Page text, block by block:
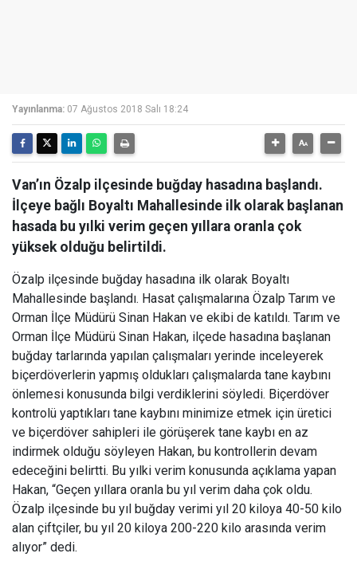
Yayınlanma: 07 Ağustos 2018 Salı 18:24
Van’ın Özalp ilçesinde buğday hasadına başlandı.
İlçeye bağlı Boyaltı Mahallesinde ilk olarak başlanan
hasada bu yılki verim geçen yıllara oranla çok
yüksek olduğu belirtildi.
Özalp ilçesinde buğday hasadına ilk olarak Boyaltı
Mahallesinde başlandı. Hasat çalışmalarına Özalp Tarım ve
Orman İlçe Müdürü Sinan Hakan ve ekibi de katıldı. Tarım ve
Orman İlçe Müdürü Sinan Hakan, ilçede hasadına başlanan
buğday tarlarında yapılan çalışmaları yerinde inceleyerek
biçerdöverlerin yapmış oldukları çalışmalarda tane kaybını
önlemesi konusunda bilgi verdiklerini söyledi. Biçerdöver
kontrolü yaptıkları tane kaybını minimize etmek için üretici
ve biçerdöver sahipleri ile görüşerek tane kaybı en az
indirmek olduğu söyleyen Hakan, bu kontrollerin devam
edeceğini belirtti. Bu yılki verim konusunda açıklama yapan
Hakan, “Geçen yıllara oranla bu yıl verim daha çok oldu.
Özalp ilçesinde bu yıl buğday verimi yıl 20 kiloya 40-50 kilo
alan çiftçiler, bu yıl 20 kiloya 200-220 kilo arasında verim
alıyor” dedi.